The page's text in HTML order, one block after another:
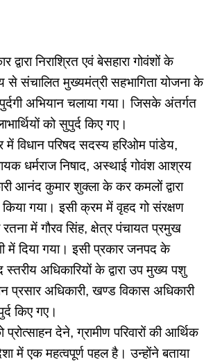
निराश्रित एवं बेसहारा गोवंशों के
से संचालित मुख्यमंत्री सहभागिता योजना के
अभियान चलाया गया। जिसके अंतर्गत
को सुपुर्द किए गए।
परिषद सदस्य हरिओम पांडेय,
धर्मराज निषाद, अस्थाई गोवंश आश्रय
आनंद कुमार शुक्ला के कर कमलों द्वारा
किया गया। इसी क्रम में वृहद गो संरक्षण
में गौरव सिंह, क्षेत्र पंचायत प्रमुख
में दिया गया। इसी प्रकार जनपद के
अधिकारियों के द्वारा उप मुख्य पशु
प्रसार अधिकारी, खण्ड विकास अधिकारी
किए गए।
देने, ग्रामीण परिवारों की आर्थिक
में एक महत्वपूर्ण पहल है। उन्होंने बताया